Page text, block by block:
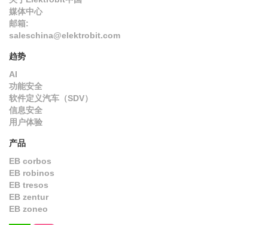
媒体中心
邮箱:
saleschina@elektrobit.com
趋势
AI
功能安全
软件定义汽车（SDV）
信息安全
用户体验
产品
EB corbos
EB robinos
EB tresos
EB zentur
EB zoneo